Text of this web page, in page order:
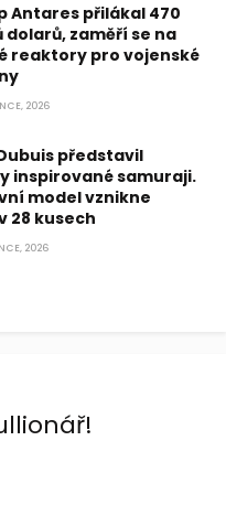
Antares přilákal 470
dolarů, zaměří se na
reaktory pro vojenské
2026
představil
inspirované samuraji.
model vznikne
28 kusech
2026